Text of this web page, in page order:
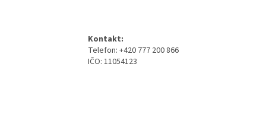
Kontakt:
Telefon: +420 777 200 866
IČO: 11054123